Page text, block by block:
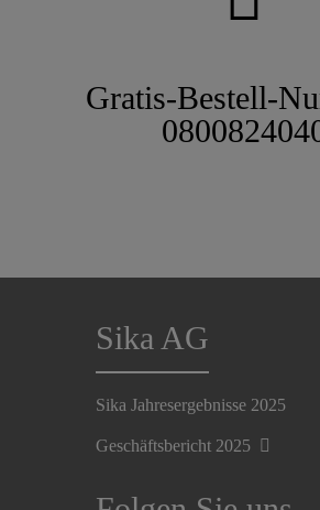
Gratis-Bestell-
Sika AG
Sika Jahresergebnisse 2025
Geschäftsbericht 2025